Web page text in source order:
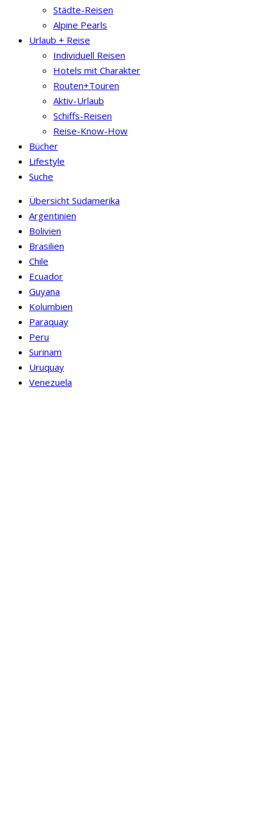
Städte-Reisen
Alpine Pearls
Urlaub + Reise
Individuell Reisen
Hotels mit Charakter
Routen+Touren
Aktiv-Urlaub
Schiffs-Reisen
Reise-Know-How
Bücher
Lifestyle
Suche
Übersicht Südamerika
Argentinien
Bolivien
Brasilien
Chile
Ecuador
Guyana
Kolumbien
Paraquay
Peru
Surinam
Uruquay
Venezuela